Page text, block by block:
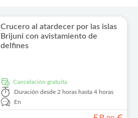
Crucero al atardecer por las islas
Brijuni con avistamiento de
delfines
cancelación gratuita
Duración desde 2 horas hasta 4 horas
En